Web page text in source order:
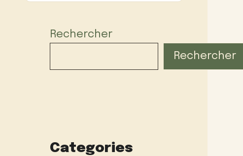
Rechercher
Rechercher
Categories